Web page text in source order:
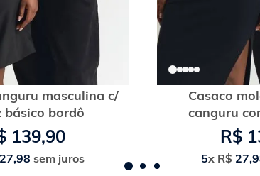
masculina c/
básico bordô
139,90
,98 sem juros
Casaco
canguru
R$
5x R$ 27,